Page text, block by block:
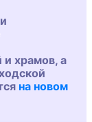
храмов, а
на новом